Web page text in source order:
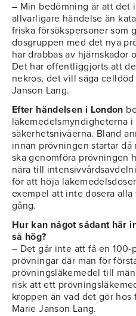
– Min bedömning är att det
allvarligare händelse än
friska försökspersoner som
dosgruppen med det nya
har drabbas av hjärnskador
Det har offentliggjorts att
nekros, det vill säga
Janson Lang.
Efter händelsen i London
läkemedelsmyndigheterna i
säkerhetsnivåerna. Bland
innan prövningen startar
ska genomföra prövningen
nära till
för att höja
exempel att inte dosera alla
gång.
Hur kan något sådant här
så hög?
– Det går inte att få en
prövningar där man för
prövningsläkemedel till
risk att ett
kroppen än vad det gör hos
Marie Janson Lang.